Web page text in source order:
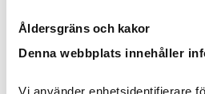
Åldersgräns och kakor
Denna webbplats innehåller
Vi använder enhetsidentifierare